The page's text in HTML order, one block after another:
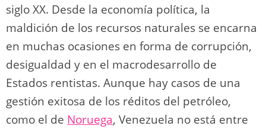
siglo XX. Desde la economía política, la
maldición de los recursos naturales se encarna
en muchas ocasiones en forma de corrupción,
desigualdad y en el macrodesarrollo de
Estados rentistas. Aunque hay casos de una
gestión exitosa de los réditos del petróleo,
como el de Noruega, Venezuela no está entre